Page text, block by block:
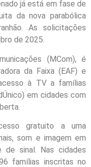
já está em fase de
da nova parabólica
As solicitações
de 2025.
(MCom), é
da Faixa (EAF) e
à TV a famílias
em cidades com
gratuito a uma
som e imagem em
de sinal. Nas cidades
famílias inscritas no